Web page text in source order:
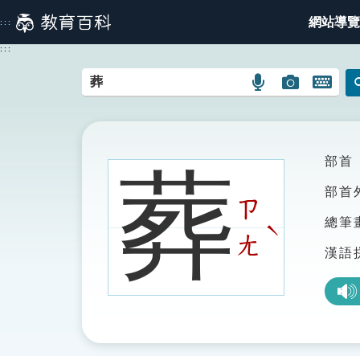
到
主
::: 網站導覽
:::
語
搜
圖
圖
搜
開
鍵
圖
葬ㄗ
ㄤ
ˋ
部首
部首
總筆
漢語